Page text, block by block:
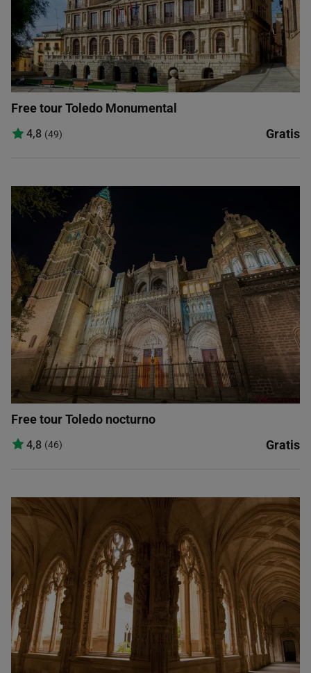
Free tour Toledo Monumental
4,8 (49) Gratis
Free tour Toledo nocturno
4,8 (46) Gratis